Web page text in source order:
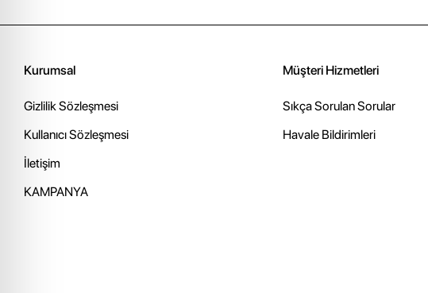
Kurumsal
Gizlilik Sözleşmesi
Kullanıcı Sözleşmesi
İletişim
KAMPANYA
Müşteri Hizmetleri
Sıkça Sorulan Sorular
Havale Bildirimleri